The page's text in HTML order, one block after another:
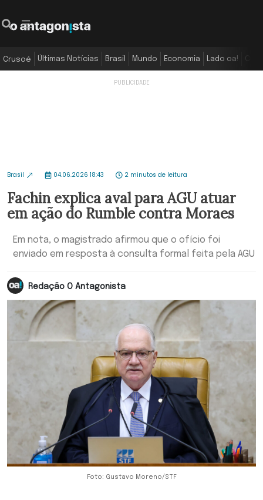
Crusoé Últimas Notícias Brasil Mundo Economia Lado oa!
Brasil 04.06.2026 18:43 2 minutos de leitura
Fachin explica aval para AGU atuar
em ação do Rumble contra Moraes
Em nota, o magistrado afirmou que o ofício foi
enviado em resposta à consulta formal feita pela AGU
Redação O Antagonista
Foto: Gustavo Moreno/STF